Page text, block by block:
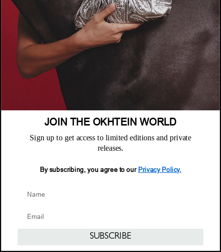
Email
© 2026 Okhtein International FZE
JOIN THE OKHTEIN WORLD
Sign up to get access to limited editions and private
releases.
By subscribing, you agree to our Privacy Policy.
SUBSCRIBE